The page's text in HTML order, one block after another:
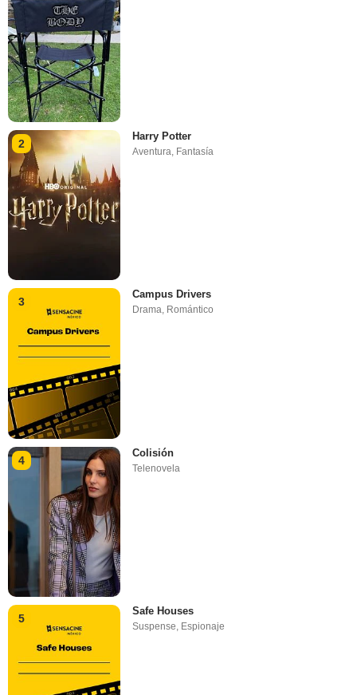
2
Harry Potter
Aventura, Fantasía
3
Campus Drivers
Drama, Romántico
4
Colisión
Telenovela
5
Safe Houses
Suspense, Espionaje